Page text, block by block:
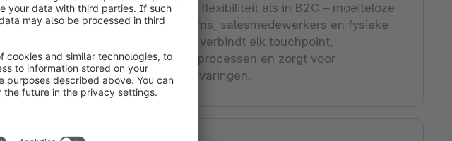
B2B-kopers verwachten dezelfde flexibiliteit als in B2C – moeiteloze
overstappen tussen online platforms, salesmedewerkers en fysieke
locaties. Omnichannel commerce verbindt elk touchpoint,
vereenvoudigt complexe aankoopprocessen en zorgt voor
consistente, gepersonaliseerde ervaringen.